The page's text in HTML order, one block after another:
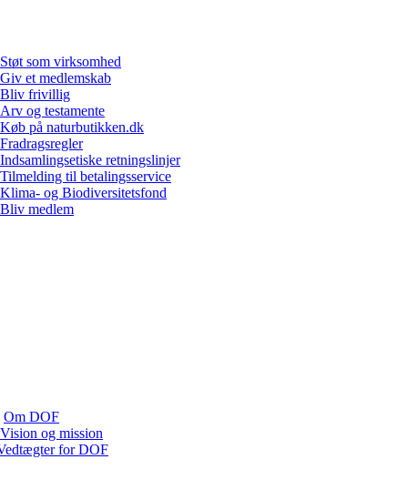
Støt som virksomhed
Giv et medlemskab
Bliv frivillig
Arv og testamente
Køb på naturbutikken.dk
Fradragsregler
Indsamlingsetiske retningslinjer
Tilmelding til betalingsservice
Klima- og Biodiversitetsfond
Bliv medlem
Om DOF
Vision og mission
for DOF